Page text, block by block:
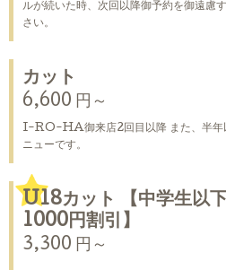
ルが続いた時、次回以降御予約を御遠慮
さい。
カット
6,600 円～
I-RO-HA御来店2回目以降 また、半年
ニューです。
U18カット 【中学生以
1000円割引】
3,300 円～